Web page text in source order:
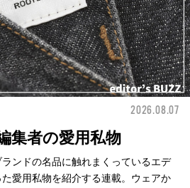
2026.08.07
集者の愛用私物
ンドの名品に触れまくっているエデ
愛用私物を紹介する連載。ウェアか